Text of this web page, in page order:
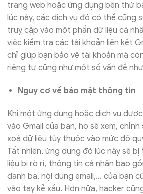
trang web hoặc ứng dụng bên thứ
lúc này, các dịch vụ đó có thể cũng
truy cập vào một phần dữ liệu cá
việc kiểm tra các tài khoản liên kết
chỉ giúp bạn bảo vệ tài khoản mà
riêng tư cũng như một số vấn đề
Nguy cơ về bảo mật thông tin
Khi một ứng dụng hoặc dịch vụ
vào Gmail của bạn, họ sẽ xem,
xoá dữ liệu tùy thuộc vào mức độ
Tất nhiên, ứng dụng đó lúc này sẽ
liệu bị rò rỉ, thông tin cá nhân bao
danh bạ, nội dung email,… của bạn
vào tay kẻ xấu. Hơn nữa, hacker